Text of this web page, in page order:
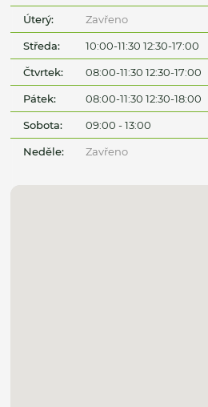
Úterý: Zavřeno
Středa: 10:00-11:30 12:30-17:00
Čtvrtek: 08:00-11:30 12:30-17:00
Pátek: 08:00-11:30 12:30-18:00
Sobota: 09:00 - 13:00
Neděle: Zavřeno